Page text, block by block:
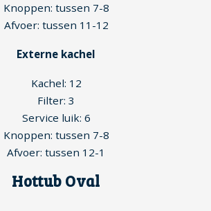
Knoppen: tussen 7-8
Afvoer: tussen 11-12
Externe kachel
Kachel: 12
Filter: 3
Service luik: 6
Knoppen: tussen 7-8
Afvoer: tussen 12-1
Hottub Oval